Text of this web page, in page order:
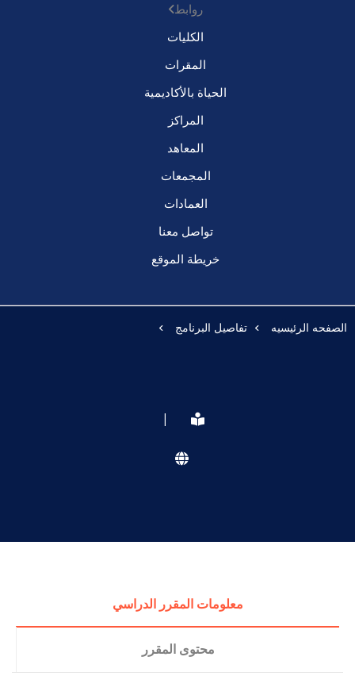
روابط
الكليات
المقرات
الحياة بالأكاديمية
المراكز
المعاهد
المجمعات
العمادات
تواصل معنا
خريطة الموقع
الصفحه الرئيسيه تفاصيل البرنامج
|
معلومات المقرر الدراسي
محتوى المقرر